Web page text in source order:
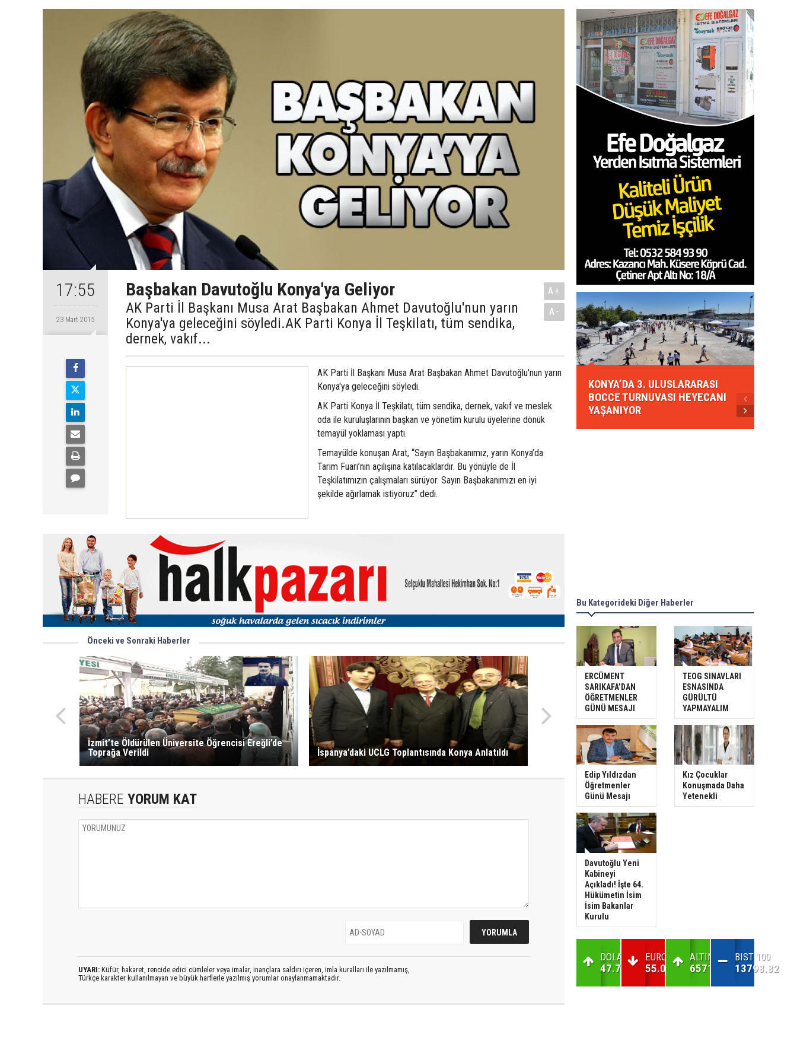
17:55
23 Mart 2015
Başbakan Davutoğlu Konya'ya Geliyor
AK Parti İl Başkanı Musa Arat Başbakan Ahmet Davutoğlu'nun yarın
Konya'ya geleceğini söyledi.AK Parti Konya İl Teşkilatı, tüm sendika,
dernek, vakıf...
A+
A-
AK Parti İl Başkanı Musa Arat Başbakan Ahmet Davutoğlu'nun yarın
Konya'ya geleceğini söyledi.
AK Parti Konya İl Teşkilatı, tüm sendika, dernek, vakıf ve meslek
oda ile kuruluşlarının başkan ve yönetim kurulu üyelerine dönük
temayül yoklaması yaptı.
Temayülde konuşan Arat, “Sayın Başbakanımız, yarın Konya’da
Tarım Fuarı’nın açılışına katılacaklardır. Bu yönüyle de İl
Teşkilatımızın çalışmaları sürüyor. Sayın Başbakanımızı en iyi
şekilde ağırlamak istiyoruz” dedi.
Önceki ve Sonraki Haberler
İzmit’te Öldürülen Üniversite Öğrencisi Ereğli’de
Toprağa Verildi
İspanya’daki UCLG Toplantısında Konya Anlatıldı
HABERE YORUM KAT
UYARI: Küfür, hakaret, rencide edici cümleler veya imalar, inançlara saldırı içeren, imla kuralları ile yazılmamış,
Türkçe karakter kullanılmayan ve büyük harflerle yazılmış yorumlar onaylanmamaktadır.
KONYA’DA 3. ULUSLARARASI
BOCCE TURNUVASI HEYECANI
YAŞANIYOR
Bu Kategorideki Diğer Haberler
ERCÜMENT
SARIKAFA’DAN
ÖĞRETMENLER
GÜNÜ MESAJI
TEOG SINAVLARI
ESNASINDA
GÜRÜLTÜ
YAPMAYALIM
Edip Yıldızdan
Öğretmenler
Günü Mesajı
Kız Çocuklar
Konuşmada Daha
Yetenekli
Davutoğlu Yeni
Kabineyi
Açıkladı! İşte 64.
Hükümetin İsim
İsim Bakanlar
Kurulu
DOLAR
47.7
EURO
55.02
ALTIN
6571.78
BIST 100
13798.82